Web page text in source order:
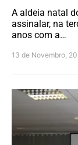
A aldeia natal
assinalar, na
anos com a…
13 de Novembro,